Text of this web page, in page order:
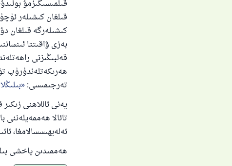
قىلمىسىڭىزمۇ
قىلغان كىشىلەر
كىشىلەرگە قىلغان
بەزى ۋاقىتتا
قەلبىڭىزنى
ھەرىكەتلەندۈرۈپ
تەرجىمىسى:
يەنى ئاللاھنى
تائالا
ئەلەيھىسسالامغا،
ھەممىدىن ياخشى